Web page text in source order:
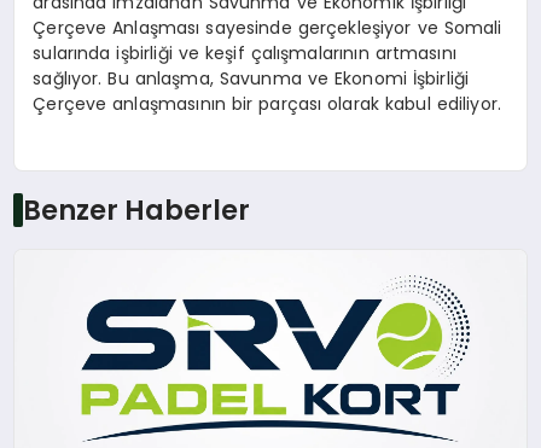
Çerçeve Anlaşması sayesinde gerçekleşiyor ve Somali
sularında işbirliği ve keşif çalışmalarının artmasını
sağlıyor. Bu anlaşma, Savunma ve Ekonomi İşbirliği
Çerçeve anlaşmasının bir parçası olarak kabul ediliyor.
Benzer Haberler